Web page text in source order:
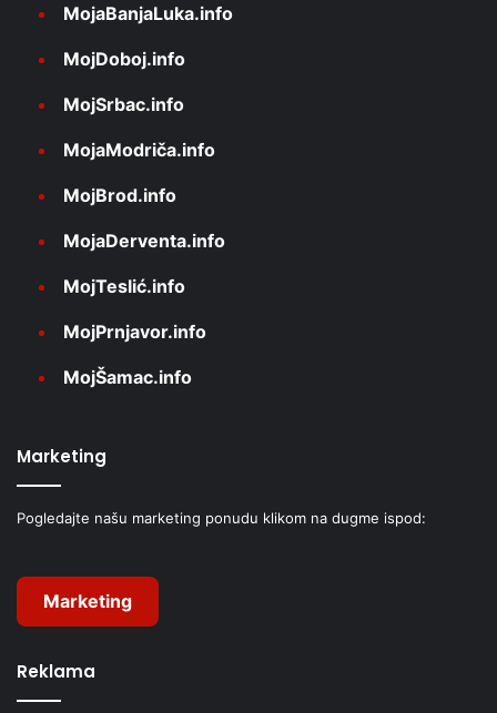
MojaBanjaLuka.info
MojDoboj.info
MojSrbac.info
MojaModriča.info
MojBrod.info
MojaDerventa.info
MojTeslić.info
MojPrnjavor.info
MojŠamac.info
Marketing
Pogledajte našu marketing ponudu klikom na dugme ispod:
Marketing
Reklama